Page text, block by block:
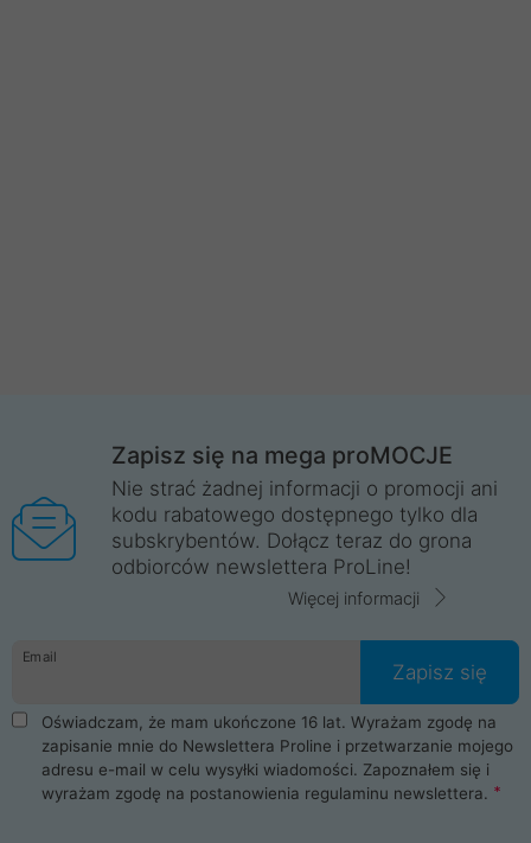
Zapisz się na mega proMOCJE
Nie strać żadnej informacji o promocji ani
kodu rabatowego dostępnego tylko dla
subskrybentów. Dołącz teraz do grona
odbiorców newslettera ProLine!
Więcej informacji
Email
Zapisz się
Oświadczam, że mam ukończone 16 lat. Wyrażam zgodę na
zapisanie mnie do Newslettera Proline i przetwarzanie mojego
adresu e-mail w celu wysyłki wiadomości. Zapoznałem się i
wyrażam zgodę na postanowienia regulaminu newslettera.